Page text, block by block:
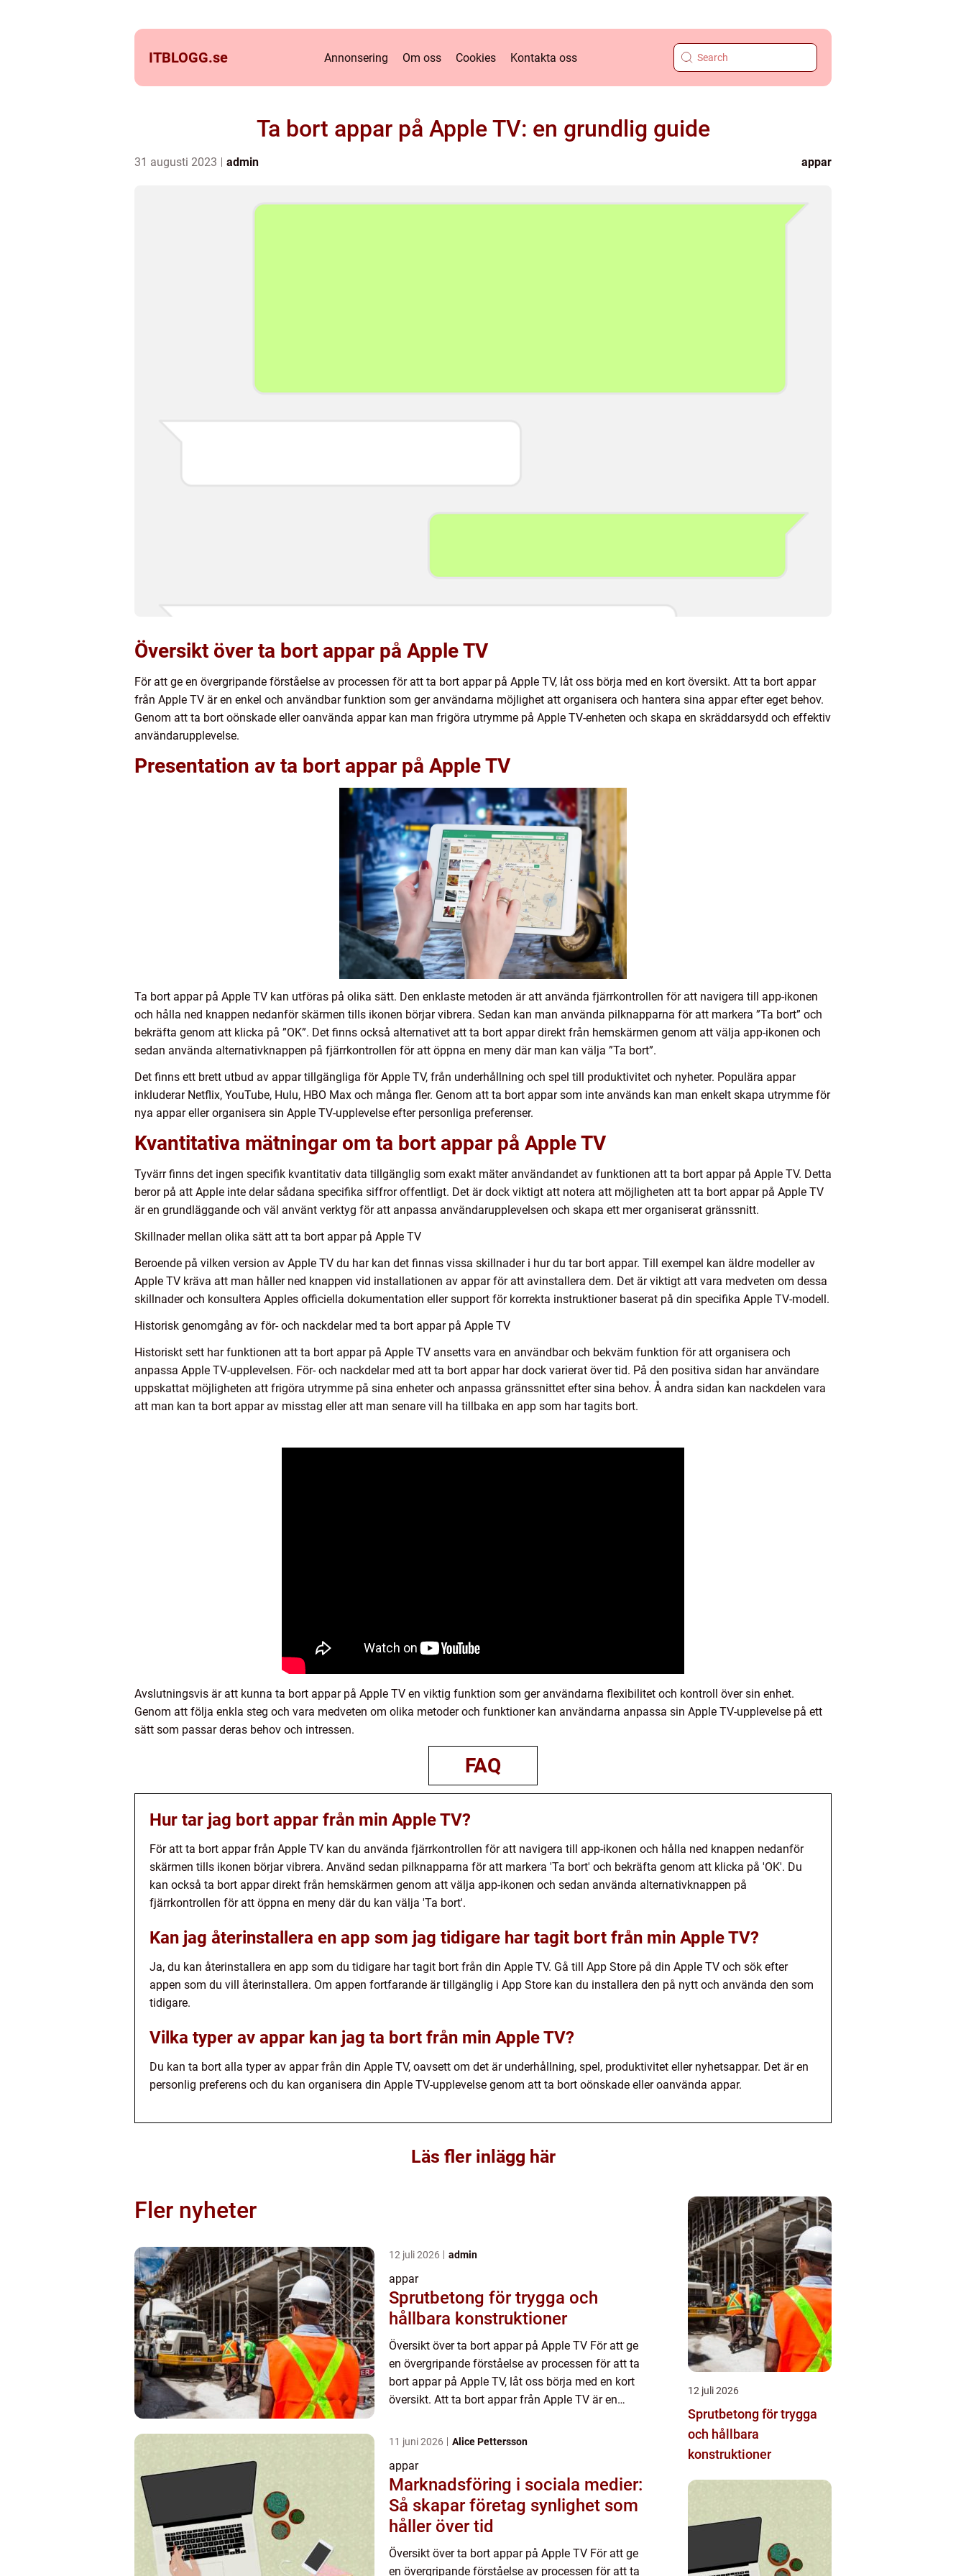
ITBLOGG.se Annonsering Om oss Cookies Kontakta oss
Ta bort appar på Apple TV: en grundlig guide
31 augusti 2023 admin appar
Översikt över ta bort appar på Apple TV
För att ge en övergripande förståelse av processen för att ta bort appar på Apple TV, låt oss börja med en kort översikt. Att ta bort appar
från Apple TV är en enkel och användbar funktion som ger användarna möjlighet att organisera och hantera sina appar efter eget behov.
Genom att ta bort oönskade eller oanvända appar kan man frigöra utrymme på Apple TV-enheten och skapa en skräddarsydd och effektiv
användarupplevelse.
Presentation av ta bort appar på Apple TV
Ta bort appar på Apple TV kan utföras på olika sätt. Den enklaste metoden är att använda fjärrkontrollen för att navigera till app-ikonen
och hålla ned knappen nedanför skärmen tills ikonen börjar vibrera. Sedan kan man använda pilknapparna för att markera ”Ta bort” och
bekräfta genom att klicka på ”OK”. Det finns också alternativet att ta bort appar direkt från hemskärmen genom att välja app-ikonen och
sedan använda alternativknappen på fjärrkontrollen för att öppna en meny där man kan välja ”Ta bort”.
Det finns ett brett utbud av appar tillgängliga för Apple TV, från underhållning och spel till produktivitet och nyheter. Populära appar
inkluderar Netflix, YouTube, Hulu, HBO Max och många fler. Genom att ta bort appar som inte används kan man enkelt skapa utrymme för
nya appar eller organisera sin Apple TV-upplevelse efter personliga preferenser.
Kvantitativa mätningar om ta bort appar på Apple TV
Tyvärr finns det ingen specifik kvantitativ data tillgänglig som exakt mäter användandet av funktionen att ta bort appar på Apple TV. Detta
beror på att Apple inte delar sådana specifika siffror offentligt. Det är dock viktigt att notera att möjligheten att ta bort appar på Apple TV
är en grundläggande och väl använt verktyg för att anpassa användarupplevelsen och skapa ett mer organiserat gränssnitt.
Skillnader mellan olika sätt att ta bort appar på Apple TV
Beroende på vilken version av Apple TV du har kan det finnas vissa skillnader i hur du tar bort appar. Till exempel kan äldre modeller av
Apple TV kräva att man håller ned knappen vid installationen av appar för att avinstallera dem. Det är viktigt att vara medveten om dessa
skillnader och konsultera Apples officiella dokumentation eller support för korrekta instruktioner baserat på din specifika Apple TV-modell.
Historisk genomgång av för- och nackdelar med ta bort appar på Apple TV
Historiskt sett har funktionen att ta bort appar på Apple TV ansetts vara en användbar och bekväm funktion för att organisera och
anpassa Apple TV-upplevelsen. För- och nackdelar med att ta bort appar har dock varierat över tid. På den positiva sidan har användare
uppskattat möjligheten att frigöra utrymme på sina enheter och anpassa gränssnittet efter sina behov. Å andra sidan kan nackdelen vara
att man kan ta bort appar av misstag eller att man senare vill ha tillbaka en app som har tagits bort.
Avslutningsvis är att kunna ta bort appar på Apple TV en viktig funktion som ger användarna flexibilitet och kontroll över sin enhet.
Genom att följa enkla steg och vara medveten om olika metoder och funktioner kan användarna anpassa sin Apple TV-upplevelse på ett
sätt som passar deras behov och intressen.
FAQ
Hur tar jag bort appar från min Apple TV?
För att ta bort appar från Apple TV kan du använda fjärrkontrollen för att navigera till app-ikonen och hålla ned knappen nedanför
skärmen tills ikonen börjar vibrera. Använd sedan pilknapparna för att markera 'Ta bort' och bekräfta genom att klicka på 'OK'. Du
kan också ta bort appar direkt från hemskärmen genom att välja app-ikonen och sedan använda alternativknappen på
fjärrkontrollen för att öppna en meny där du kan välja 'Ta bort'.
Kan jag återinstallera en app som jag tidigare har tagit bort från min Apple TV?
Ja, du kan återinstallera en app som du tidigare har tagit bort från din Apple TV. Gå till App Store på din Apple TV och sök efter
appen som du vill återinstallera. Om appen fortfarande är tillgänglig i App Store kan du installera den på nytt och använda den som
tidigare.
Vilka typer av appar kan jag ta bort från min Apple TV?
Du kan ta bort alla typer av appar från din Apple TV, oavsett om det är underhållning, spel, produktivitet eller nyhetsappar. Det är en
personlig preferens och du kan organisera din Apple TV-upplevelse genom att ta bort oönskade eller oanvända appar.
Läs fler inlägg här
Fler nyheter
12 juli 2026 admin
appar
Sprutbetong för trygga och
hållbara konstruktioner
Översikt över ta bort appar på Apple TV För att ge
en övergripande förståelse av processen för att ta
bort appar på Apple TV, låt oss börja med en kort
översikt. Att ta bort appar från Apple TV är en
användarna mö...
11 juni 2026 Alice Pettersson
appar
Marknadsföring i sociala medier:
Så skapar företag synlighet som
håller över tid
Översikt över ta bort appar på Apple TV För att ge
en övergripande förståelse av processen för att ta
12 juli 2026
Sprutbetong för trygga
och hållbara
konstruktioner